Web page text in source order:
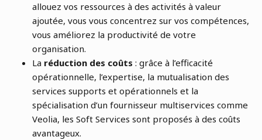
allouez vos ressources à des activités à valeur
ajoutée, vous vous concentrez sur vos compétences,
vous améliorez la productivité de votre
organisation.
La réduction des coûts : grâce à l’efficacité
opérationnelle, l’expertise, la mutualisation des
services supports et opérationnels et la
spécialisation d’un fournisseur multiservices comme
Veolia, les Soft Services sont proposés à des coûts
avantageux.